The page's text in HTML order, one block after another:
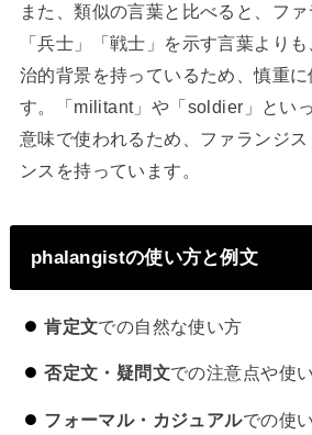
また、類似の言葉と比べると、フ
「兵士」「戦士」を示す言葉より
治的背景を持っているため、慎重
す。「militant」や「soldier」とい
意味で使われるため、ファランジ
ンスを持っています。
phalangistの使い方と例文
肯定文での自然な使い方
否定文・疑問文での注意点や使
フォーマル・カジュアルでの使